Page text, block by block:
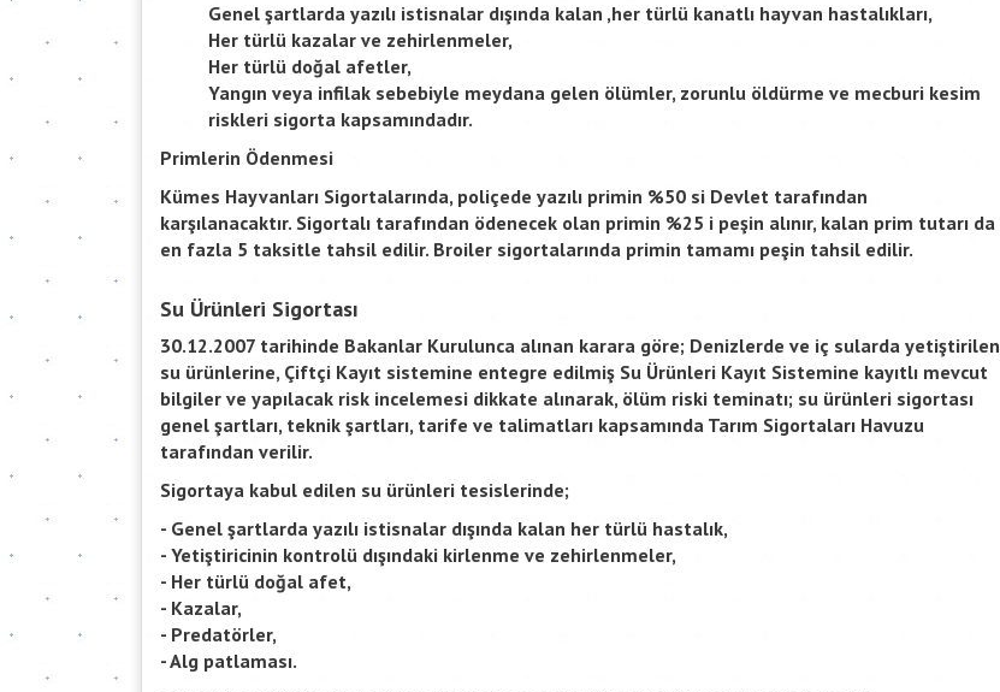
Genel şartlarda yazılı istisnalar dışında kalan ,her türlü kanatlı hayvan hastalıkları,
Her türlü kazalar ve zehirlenmeler,
Her türlü doğal afetler,
Yangın veya infilak sebebiyle meydana gelen ölümler, zorunlu öldürme ve mecburi kesim
riskleri sigorta kapsamındadır.
Primlerin Ödenmesi
Kümes Hayvanları Sigortalarında, poliçede yazılı primin %50 si Devlet tarafından
karşılanacaktır. Sigortalı tarafından ödenecek olan primin %25 i peşin alınır, kalan prim tutarı da
en fazla 5 taksitle tahsil edilir. Broiler sigortalarında primin tamamı peşin tahsil edilir.
Su Ürünleri Sigortası
30.12.2007 tarihinde Bakanlar Kurulunca alınan karara göre; Denizlerde ve iç sularda yetiştirilen
su ürünlerine, Çiftçi Kayıt sistemine entegre edilmiş Su Ürünleri Kayıt Sistemine kayıtlı mevcut
bilgiler ve yapılacak risk incelemesi dikkate alınarak, ölüm riski teminatı; su ürünleri sigortası
genel şartları, teknik şartları, tarife ve talimatları kapsamında Tarım Sigortaları Havuzu
tarafından verilir.
Sigortaya kabul edilen su ürünleri tesislerinde;
- Genel şartlarda yazılı istisnalar dışında kalan her türlü hastalık,
- Yetiştiricinin kontrolü dışındaki kirlenme ve zehirlenmeler,
- Her türlü doğal afet,
- Kazalar,
- Predatörler,
- Alg patlaması.